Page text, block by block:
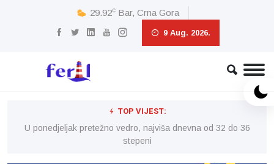
29.92c Bar, Crna Gora
9 Aug. 2026.
TOP VIJEST:
U ponedjeljak pretežno vedro, najviša dnevna od 32 do 36
stepeni